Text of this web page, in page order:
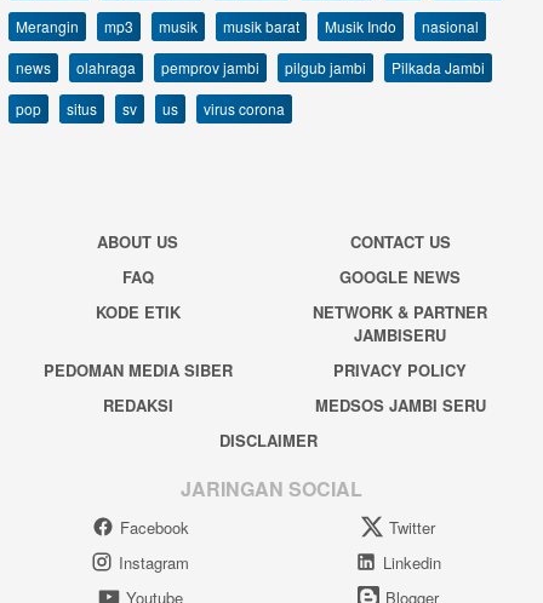
Merangin
mp3 musik musik barat Musik Indo
nasional
news
olahraga pemprov jambi pilgub jambi
Pilkada Jambi
pop
situs sv us virus corona
ABOUT US
CONTACT US
FAQ
GOOGLE NEWS
KODE ETIK
NETWORK & PARTNER
JAMBISERU
PEDOMAN MEDIA SIBER
PRIVACY POLICY
REDAKSI
MEDSOS JAMBI SERU
DISCLAIMER
JARINGAN SOCIAL
Facebook
Twitter
Instagram
Linkedin
Youtube
Blogger